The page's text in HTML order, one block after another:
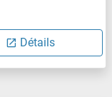
Détails